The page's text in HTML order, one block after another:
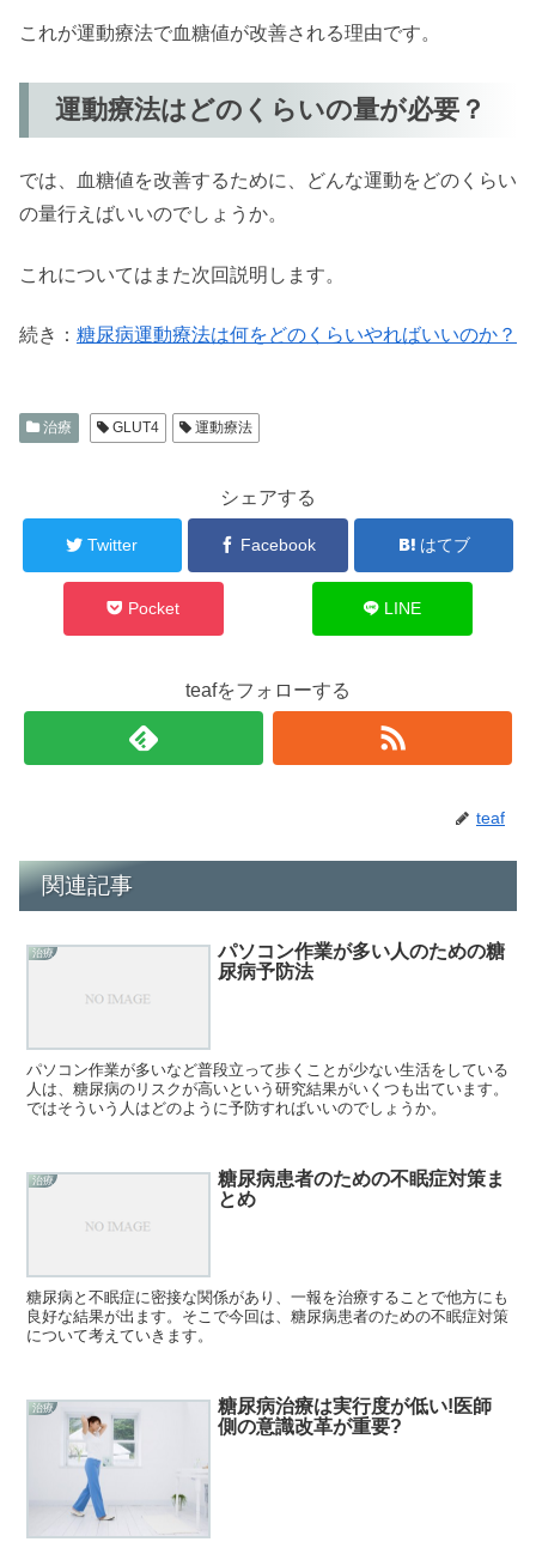
これが運動療法で血糖値が改善される理由です。
運動療法はどのくらいの量が必要？
では、血糖値を改善するために、どんな運動をどのくらい
の量行えばいいのでしょうか。
これについてはまた次回説明します。
続き： 糖尿病運動療法は何をどのくらいやればいいのか？
治療 GLUT4 運動療法
シェアする
Twitter Facebook はてブ
Pocket LINE
teafをフォローする
teaf
関連記事
治療
パソコン作業が多い人のための糖
尿病予防法
パソコン作業が多いなど普段立って歩くことが少ない生活をしている
人は、糖尿病のリスクが高いという研究結果がいくつも出ています。
ではそういう人はどのように予防すればいいのでしょうか。
治療
糖尿病患者のための不眠症対策ま
とめ
糖尿病と不眠症に密接な関係があり、一報を治療することで他方にも
良好な結果が出ます。そこで今回は、糖尿病患者のための不眠症対策
について考えていきます。
治療
糖尿病治療は実行度が低い!医師
側の意識改革が重要?